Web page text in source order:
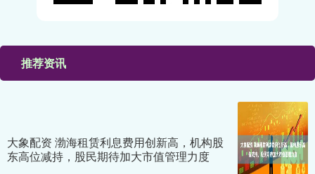
推荐资讯
大象配资 渤海租赁利息费用创新高，机构股
东高位减持，股民期待加大市值管理力度